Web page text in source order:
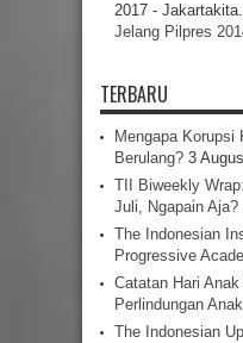
2017 -
Jelang Pilpres
TERBARU
Mengapa Korupsi
Berulang? 3
TII Biweekly
Juli, Ngapain Aja?
The Indonesian
Progressive
Catatan Hari
Perlindungan
The Indonesian